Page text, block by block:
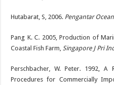
Hutabarat, S, 2006. Pengantar
Pang K. C. 2005, Production of
Coastal Fish Farm,Singapore J Pri
Perschbacher, W. Peter. 1992, A
Procedures for Commercially